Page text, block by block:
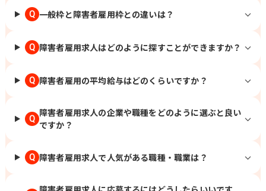
Q 一般枠と障害者雇用枠との違いは？
Q 障害者雇用求人はどのように探すことができますか？
Q 障害者雇用の平均給与はどのくらいですか？
Q
障害者雇用求人の企業や職種をどのように選ぶと良い
ですか？
Q 障害者雇用求人で人気がある職種・職業は？